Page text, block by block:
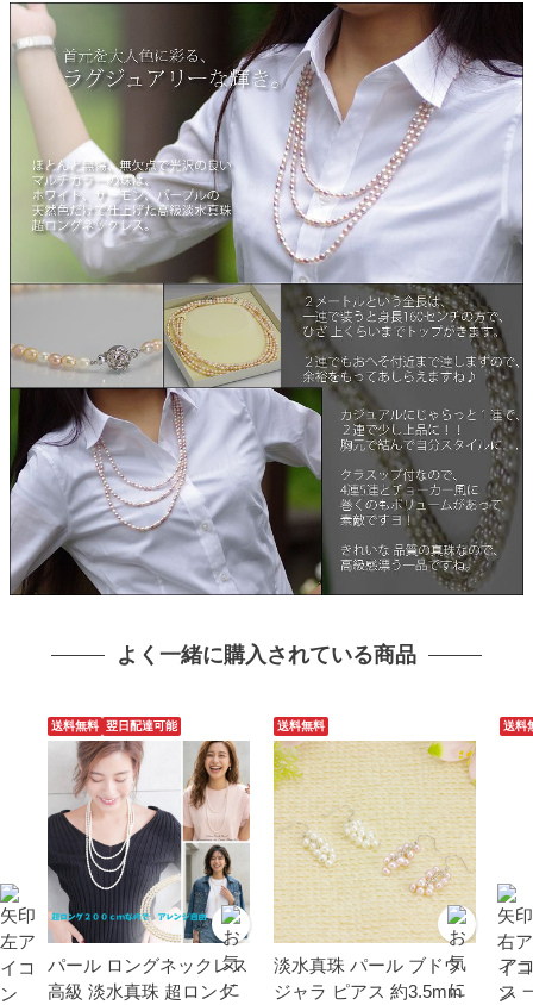
よく一緒に購入されている商品
送料無料 翌日配達可能
パール ロングネックレス
高級 淡水真珠 超ロング
送料無料
淡水真珠 パール ブドウ
ジャラ ピアス 約3.5mm
送料
ア
ス